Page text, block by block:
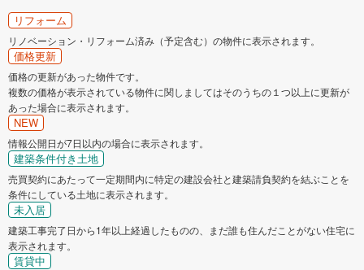
リフォーム
リノベーション・リフォーム済み（予定含む）の物件に表示されます。
価格更新
価格の更新があった物件です。
複数の価格が表示されている物件に関しましてはそのうちの１つ以上に更新が
あった場合に表示されます。
NEW
情報公開日が7日以内の場合に表示されます。
建築条件付き土地
売買契約にあたって一定期間内に特定の建設会社と建築請負契約を結ぶことを
条件にしている土地に表示されます。
未入居
建築工事完了日から1年以上経過したものの、まだ誰も住んだことがない住宅に
表示されます。
賃貸中